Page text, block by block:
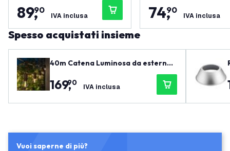
89,
90
IVA inclusa 74,
90
IVA inclusa
Spesso acquistati insieme
40m Catena Luminosa da esterno
+ cavo di collegamento da 3 m - IP6
5 - Collegabile - con 40 lampadine
169,
90 IVA inclusa
Vuoi saperne di più?